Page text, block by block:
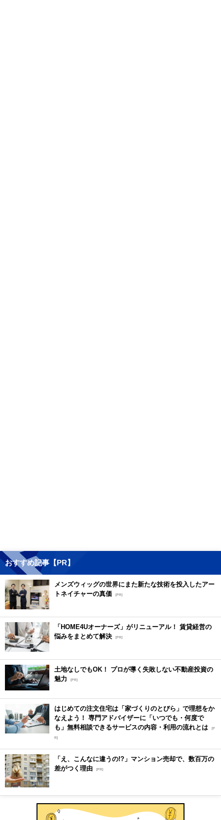
おすすめ記事【PR】
メンズウィッグの世界にまた新たな技術を投入したアー
トネイチャーの真価 [PR]
「HOME4Uオーナーズ」がリニューアル！ 賃貸経営の
悩みをまとめて解決 [PR]
土地なしでもOK！ プロが導く失敗しない不動産投資の
魅力
[PR]
はじめての注文住宅は「家づくりのとびら」で理想をか
なえよう！ 専門アドバイザーに「いつでも・何度で
も」無料相談できるサービスの内容・利用の流れとは [P
R]
「え、こんなに違うの!?」マンション売却で、数百万の
差がつく理由 [PR]